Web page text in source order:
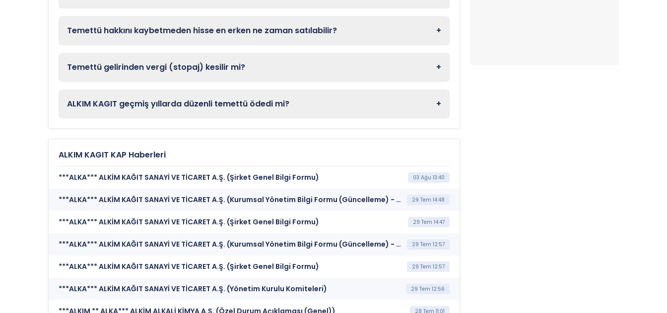
Temettü hakkını kaybetmeden hisse en erken ne zaman satılabilir? +
Temettü gelirinden vergi (stopaj) kesilir mi? +
ALKIM KAGIT geçmiş yıllarda düzenli temettü ödedi mi? +
ALKIM KAGIT KAP Haberleri
***ALKA*** ALKİM KAĞIT SANAYİ VE TİCARET A.Ş. (Şirket Genel Bilgi Formu) 03 Ağu 13:40
***ALKA*** ALKİM KAĞIT SANAYİ VE TİCARET A.Ş. (Kurumsal Yönetim Bilgi Formu (Güncelleme) - Yönetim Kurulu-2) 29 Tem 14:48
***ALKA*** ALKİM KAĞIT SANAYİ VE TİCARET A.Ş. (Şirket Genel Bilgi Formu) 29 Tem 14:47
***ALKA*** ALKİM KAĞIT SANAYİ VE TİCARET A.Ş. (Kurumsal Yönetim Bilgi Formu (Güncelleme) - Yönetim Kurulu-2) 29 Tem 12:57
***ALKA*** ALKİM KAĞIT SANAYİ VE TİCARET A.Ş. (Şirket Genel Bilgi Formu) 29 Tem 12:57
***ALKA*** ALKİM KAĞIT SANAYİ VE TİCARET A.Ş. (Yönetim Kurulu Komiteleri) 29 Tem 12:56
***ALKIM ** ALKA*** ALKİM ALKALİ KİMYA A.Ş. (Özel Durum Açıklaması (Genel)) 28 Tem 11:01